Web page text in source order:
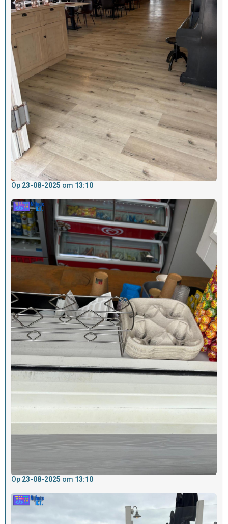
Op 23-08-2025 om 13:10
Op 23-08-2025 om 13:10